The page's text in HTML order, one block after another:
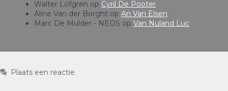
Walter Löfgren op Cyril De Pooter
Aline Van der Borght op An Van Elsen
Marc De Mulder - NEOS op Van Nuland Luc
Plaats een reactie